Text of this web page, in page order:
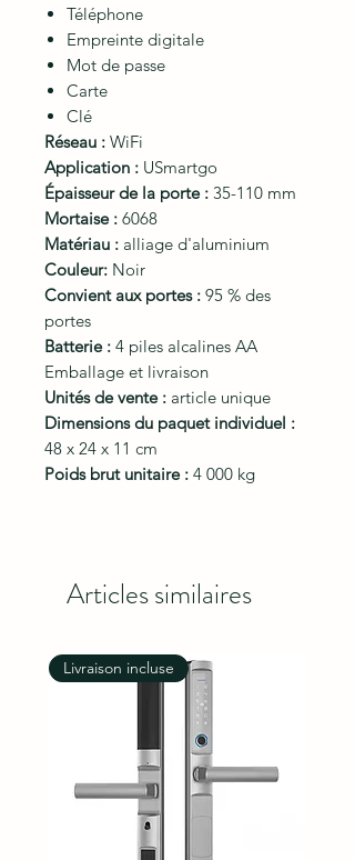
Téléphone
Empreinte digitale
Mot de passe
Carte
Clé
Réseau : WiFi
Application : USmartgo
Épaisseur de la porte : 35-110 mm
Mortaise : 6068
Matériau : alliage d'aluminium
Couleur: Noir
Convient aux portes : 95 % des
portes
Batterie : 4 piles alcalines AA
Emballage et livraison
Unités de vente : article unique
Dimensions du paquet individuel :
48 x 24 x 11 cm
Poids brut unitaire : 4 000 kg
Articles similaires
Livraison incluse